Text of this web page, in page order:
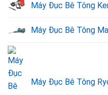
Máy Đục Bê Tông
Máy Đục Bê Tông
Máy Đục Bê Tông